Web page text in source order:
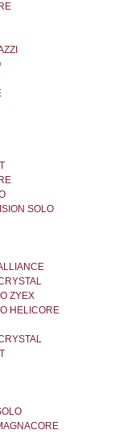
SOLO
ZYEX
HELICORE